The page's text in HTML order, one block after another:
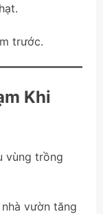
trước.
Khi
vùng trồng
vườn tăng